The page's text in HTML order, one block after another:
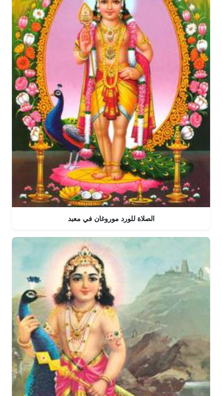
الصلاة للورد موروغان في معبد